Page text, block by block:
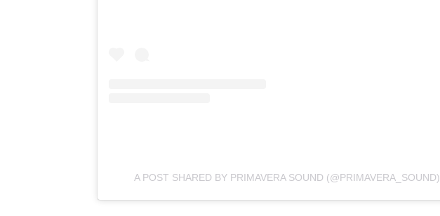
A POST SHARED BY PRIMAVERA SOUND (@PRIMAVERA_SOUND)